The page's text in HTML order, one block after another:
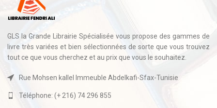
GLS la Grande Librairie Spécialisée vous propose des gammes de
livre très variées et bien sélectionnées de sorte que vous trouvez
tout ce que vous cherchez et au prix que vous le souhaitez.
Rue Mohsen kallel Immeuble Abdelkafi-Sfax-Tunisie
Téléphone: (+ 216) 74 296 855